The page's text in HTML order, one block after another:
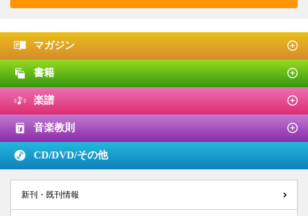
マガジン
書籍
楽譜
音楽教則
CD/DVD/その他
新刊・既刊情報